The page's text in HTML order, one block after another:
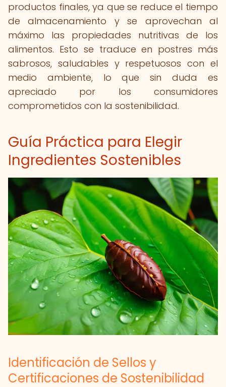
productos finales, ya que se reduce el tiempo
de almacenamiento y se aprovechan al
máximo las propiedades nutritivas de los
alimentos. Esto se traduce en postres más
sabrosos, saludables y respetuosos con el
medio ambiente, lo que sin duda es
apreciado por los consumidores
comprometidos con la sostenibilidad.
Guía Práctica para Elegir
Ingredientes Sostenibles
Identificación de Sellos y
Certificaciones de Sostenibilidad